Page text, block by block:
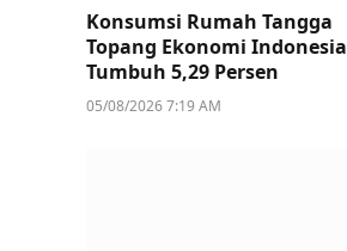
Konsumsi Rumah Tangga
Topang Ekonomi Indonesia
Tumbuh 5,29 Persen
05/08/2026 7:19 AM